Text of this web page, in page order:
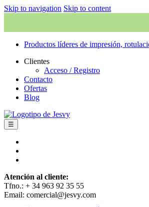
Skip to navigation Skip to content
Productos líderes de impresión,
Clientes
Acceso / Registro
Contacto
Ofertas
Blog
☰
Atención al cliente:
Tfno.: + 34 963 92 35 55
Email: comercial@jesvy.com